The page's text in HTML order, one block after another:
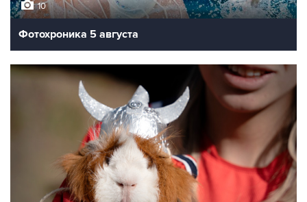
10
Фотохроника 5 августа